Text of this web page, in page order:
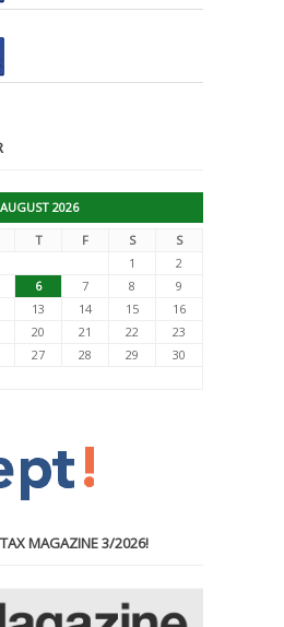
AUGUST 2026
T F S
S
1
2
6 7 8
9
13 14 15
16
20 21 22
23
27 28 29
30
MAGAZINE 3/2026!